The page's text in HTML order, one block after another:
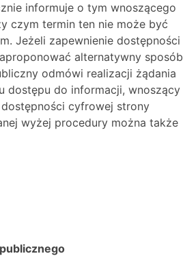
informuje o tym wnoszącego
czym termin ten nie może być
Jeżeli zapewnienie dostępności
alternatywny sposób
odmówi realizacji żądania
dostępu do informacji, wnoszący
cyfrowej strony
wyżej procedury można także